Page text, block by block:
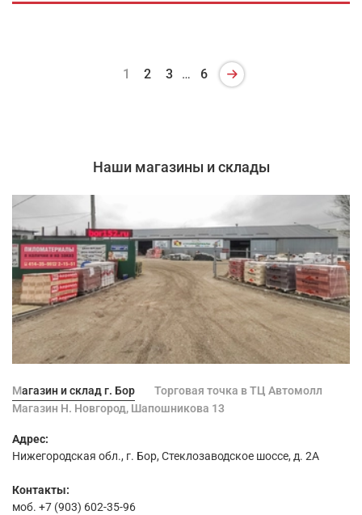
1 2 3 … 6
Наши магазины и склады
Магазин и склад г. Бор
Торговая точка в ТЦ Автомолл
Магазин Н. Новгород, Шапошникова 13
Адрес:
Нижегородская обл., г. Бор, Стеклозаводское шоссе, д. 2А
Контакты:
моб. +7 (903) 602-35-96